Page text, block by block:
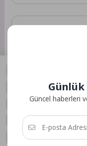
Daha sonraki
adresim ve site
GÖNDER
Benzer Yazılar
Güncel haberleri